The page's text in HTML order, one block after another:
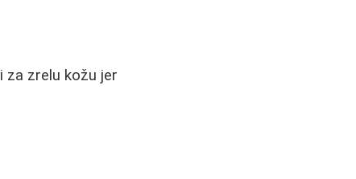
za zrelu kožu jer